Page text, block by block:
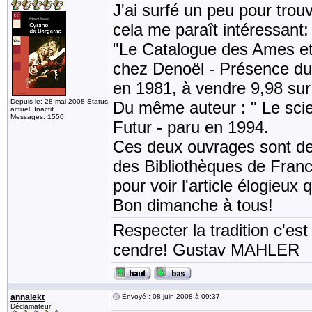
Depuis le: 28 mai 2008 Status
actuel: Inactif
Messages: 1550
J'ai surfé un peu pour
cela me paraît intéressant:
"Le Catalogue des Ames
chez Denoël - Présence
en 1981, à vendre 9,98
Du même auteur : " Le
Futur - paru en 1994.
Ces deux ouvrages sont
des Bibliothèques de
pour voir l'article élogieux
Bon dimanche à tous!
Respecter la tradition
cendre! Gustav MAHLER
annalekt
Déclamateur
Envoyé : 08 juin 2008 à 09:37